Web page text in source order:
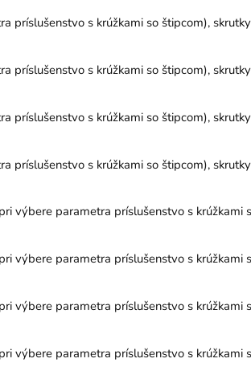
s krúžkami so štipcom),
s krúžkami so štipcom),
s krúžkami so štipcom),
s krúžkami so štipcom),
výbere parametra príslušenstvo s krúžkami
výbere parametra príslušenstvo s krúžkami
výbere parametra príslušenstvo s krúžkami
výbere parametra príslušenstvo s krúžkami